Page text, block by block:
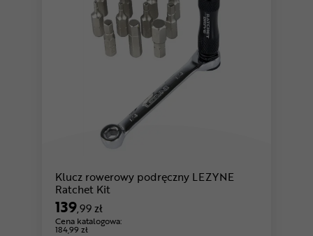
Klucz rowerowy podręczny LEZYNE
Ratchet Kit
139,99 zł
Cena katalogowa:
184,99 zł